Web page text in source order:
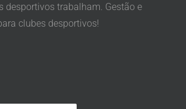
desportivos trabalham. Gestão e
clubes desportivos!